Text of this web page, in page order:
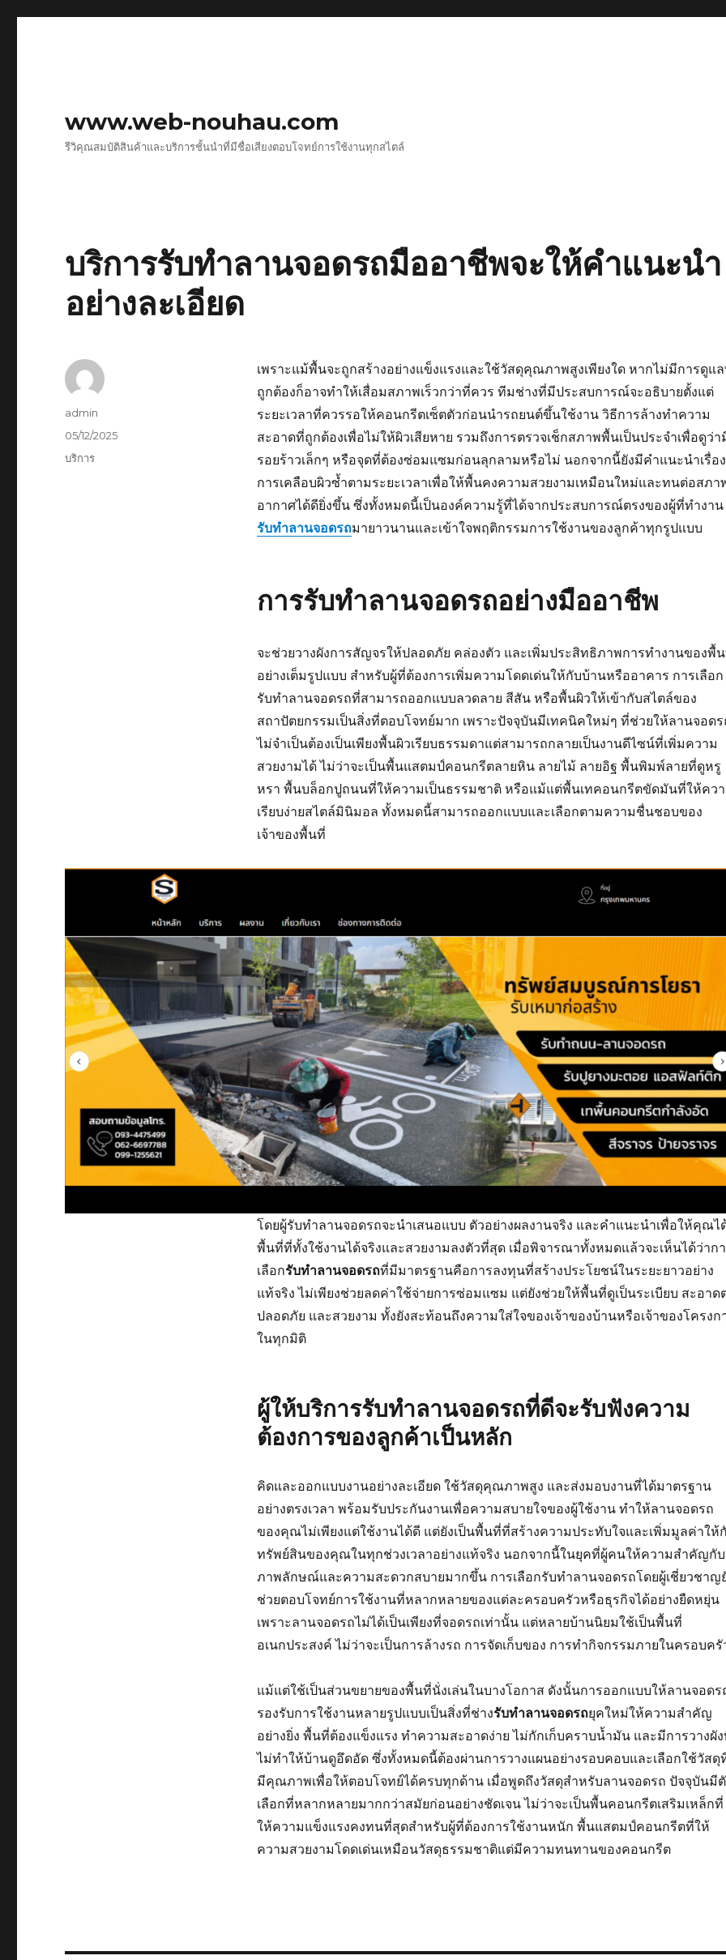
www.web-nouhau.com
รีวิคุณสมบัติสินค้าและบริการชั้นนำที่มีชื่อเสียงตอบโจทย์การใช้งานทุกสไตล์
บริการรับทำลานจอดรถมืออาชีพจะให้คำแนะนำ
อย่างละเอียด
เพราะแม้พื้นจะถูกสร้างอย่างแข็งแรงและใช้วัสดุคุณภาพสูงเพียงใด หากไม่มีการดูแ
ถูกต้องก็อาจทำให้เสื่อมสภาพเร็วกว่าที่ควร ทีมช่างที่มีประสบการณ์จะอธิบายตั้งแต่
ระยะเวลาที่ควรรอให้คอนกรีตเซ็ตตัวก่อนนำรถยนต์ขึ้นใช้งาน วิธีการล้างทำความ
สะอาดที่ถูกต้องเพื่อไม่ให้ผิวเสียหาย รวมถึงการตรวจเช็กสภาพพื้นเป็นประจำเพื่อดูว่า
รอยร้าวเล็กๆ หรือจุดที่ต้องซ่อมแซมก่อนลุกลามหรือไม่ นอกจากนี้ยังมีคำแนะนำเรื่อง
การเคลือบผิวซ้ำตามระยะเวลาเพื่อให้พื้นคงความสวยงามเหมือนใหม่และทนต่อสภา
อากาศได้ดียิ่งขึ้น ซึ่งทั้งหมดนี้เป็นองค์ความรู้ที่ได้จากประสบการณ์ตรงของผู้ที่ทำงาน
รับทำลานจอดรถมายาวนานและเข้าใจพฤติกรรมการใช้งานของลูกค้าทุกรูปแบบ
การรับทำลานจอดรถอย่างมืออาชีพ
จะช่วยวางผังการสัญจรให้ปลอดภัย คล่องตัว และเพิ่มประสิทธิภาพการทำงานของพื้
อย่างเต็มรูปแบบ สำหรับผู้ที่ต้องการเพิ่มความโดดเด่นให้กับบ้านหรืออาคาร การเลือก
รับทำลานจอดรถที่สามารถออกแบบลวดลาย สีสัน หรือพื้นผิวให้เข้ากับสไตล์ของ
สถาปัตยกรรมเป็นสิ่งที่ตอบโจทย์มาก เพราะปัจจุบันมีเทคนิคใหม่ๆ ที่ช่วยให้ลานจอดร
ไม่จำเป็นต้องเป็นเพียงพื้นผิวเรียบธรรมดาแต่สามารถกลายเป็นงานดีไซน์ที่เพิ่มความ
สวยงามได้ ไม่ว่าจะเป็นพื้นแสตมป์คอนกรีตลายหิน ลายไม้ ลายอิฐ พื้นพิมพ์ลายที่ดูหรู
หรา พื้นบล็อกปูถนนที่ให้ความเป็นธรรมชาติ หรือแม้แต่พื้นเทคอนกรีตขัดมันที่ให้คว
เรียบง่ายสไตล์มินิมอล ทั้งหมดนี้สามารถออกแบบและเลือกตามความชื่นชอบของ
เจ้าของพื้นที่
โดยผู้รับทำลานจอดรถจะนำเสนอแบบ ตัวอย่างผลงานจริง และคำแนะนำเพื่อให้คุณไ
พื้นที่ที่ทั้งใช้งานได้จริงและสวยงามลงตัวที่สุด เมื่อพิจารณาทั้งหมดแล้วจะเห็นได้ว่าก
เลือกรับทำลานจอดรถที่มีมาตรฐานคือการลงทุนที่สร้างประโยชน์ในระยะยาวอย่าง
แท้จริง ไม่เพียงช่วยลดค่าใช้จ่ายการซ่อมแซม แต่ยังช่วยให้พื้นที่ดูเป็นระเบียบ สะอาด
ปลอดภัย และสวยงาม ทั้งยังสะท้อนถึงความใส่ใจของเจ้าของบ้านหรือเจ้าของโครงก
ในทุกมิติ
ผู้ให้บริการรับทำลานจอดรถที่ดีจะรับฟังความ
ต้องการของลูกค้าเป็นหลัก
คิดและออกแบบงานอย่างละเอียด ใช้วัสดุคุณภาพสูง และส่งมอบงานที่ได้มาตรฐาน
อย่างตรงเวลา พร้อมรับประกันงานเพื่อความสบายใจของผู้ใช้งาน ทำให้ลานจอดรถ
ของคุณไม่เพียงแต่ใช้งานได้ดี แต่ยังเป็นพื้นที่ที่สร้างความประทับใจและเพิ่มมูลค่าให้
ทรัพย์สินของคุณในทุกช่วงเวลาอย่างแท้จริง นอกจากนี้ในยุคที่ผู้คนให้ความสำคัญกับ
ภาพลักษณ์และความสะดวกสบายมากขึ้น การเลือกรับทำลานจอดรถโดยผู้เชี่ยวชาญ
ช่วยตอบโจทย์การใช้งานที่หลากหลายของแต่ละครอบครัวหรือธุรกิจได้อย่างยืดหยุ่น
เพราะลานจอดรถไม่ได้เป็นเพียงที่จอดรถเท่านั้น แต่หลายบ้านนิยมใช้เป็นพื้นที่
อเนกประสงค์ ไม่ว่าจะเป็นการล้างรถ การจัดเก็บของ การทำกิจกรรมภายในครอบครั
แม้แต่ใช้เป็นส่วนขยายของพื้นที่นั่งเล่นในบางโอกาส ดังนั้นการออกแบบให้ลานจอดร
รองรับการใช้งานหลายรูปแบบเป็นสิ่งที่ช่างรับทำลานจอดรถยุคใหม่ให้ความสำคัญ
อย่างยิ่ง พื้นที่ต้องแข็งแรง ทำความสะอาดง่าย ไม่กักเก็บคราบน้ำมัน และมีการวางผั
ไม่ทำให้บ้านดูอึดอัด ซึ่งทั้งหมดนี้ต้องผ่านการวางแผนอย่างรอบคอบและเลือกใช้วัสดุ
มีคุณภาพเพื่อให้ตอบโจทย์ได้ครบทุกด้าน เมื่อพูดถึงวัสดุสำหรับลานจอดรถ ปัจจุบันมี
เลือกที่หลากหลายมากกว่าสมัยก่อนอย่างชัดเจน ไม่ว่าจะเป็นพื้นคอนกรีตเสริมเหล็กที่
ให้ความแข็งแรงคงทนที่สุดสำหรับผู้ที่ต้องการใช้งานหนัก พื้นแสตมป์คอนกรีตที่ให้
ความสวยงามโดดเด่นเหมือนวัสดุธรรมชาติแต่มีความทนทานของคอนกรีต
ผู้
เขียน
admin
เขียน
เมื่อ
05/12/2025
หมวด
บริการ